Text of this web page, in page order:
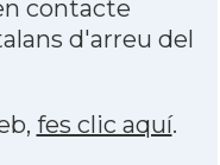
contacte
d'arreu del
fes clic aquí.